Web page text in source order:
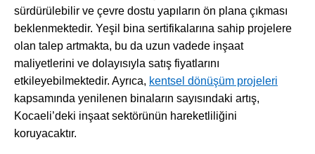
sürdürülebilir ve çevre dostu yapıların ön plana çıkması
beklenmektedir. Yeşil bina sertifikalarına sahip projelere
olan talep artmakta, bu da uzun vadede inşaat
maliyetlerini ve dolayısıyla satış fiyatlarını
etkileyebilmektedir. Ayrıca, kentsel dönüşüm projeleri
kapsamında yenilenen binaların sayısındaki artış,
Kocaeli’deki inşaat sektörünün hareketliliğini
koruyacaktır.